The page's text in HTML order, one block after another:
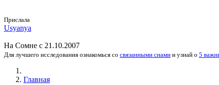
Прислала
Usyanya
На Сомне с 21.10.2007
Для лучшего исследования ознакомься со связанными снами и узнай о 5
Главная